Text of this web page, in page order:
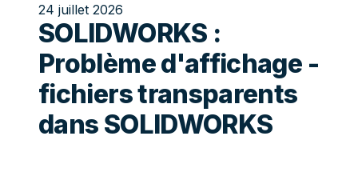
24 juillet 2026
SOLIDWORKS :
Problème d'affichage -
fichiers transparents
dans SOLIDWORKS